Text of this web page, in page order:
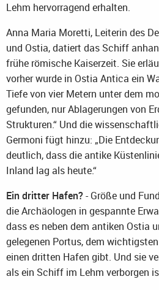
Lehm hervorragend erhalten.
Anna Maria Moretti, Leiterin des
und Ostia, datiert das Schiff
frühe römische Kaiserzeit. Sie
vorher wurde in Ostia Antica ein
Tiefe von vier Metern unter dem
gefunden, nur Ablagerungen von
Strukturen.“ Und die
Germoni fügt hinzu: „Die
deutlich, dass die antike
Inland lag als heute.“
Ein dritter Hafen?- Größe und
die Archäologen in gespannte
dass es neben dem antiken Ostia
gelegenen Portus, dem
einen dritten Hafen gibt. Und sie
als ein Schiff im Lehm verborgen